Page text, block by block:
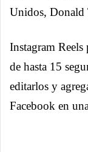
Unidos, Donald
Instagram Reels
de hasta 15
editarlos y
Facebook en